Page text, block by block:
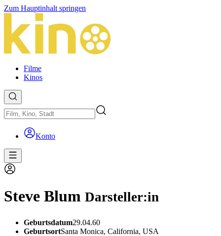
Zum Hauptinhalt springen
Filme
Kinos
Konto
Steve Blum Darsteller:in
Geburtsdatum29.04.60
GeburtsortSanta Monica, California, USA